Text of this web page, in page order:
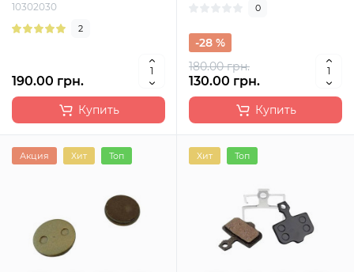
10302030
2
190.00 грн.
Купить
0
180.00 грн.
-28 %
130.00 грн.
Купить
Акция Хит Топ Хит Топ